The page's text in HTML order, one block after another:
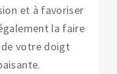
et à favoriser
la faire
votre doigt